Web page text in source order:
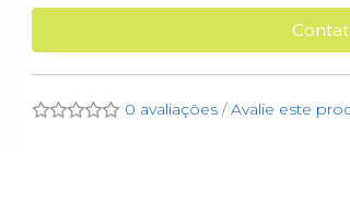
0 avaliações /Avalie este